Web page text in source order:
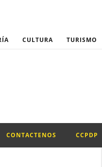
CULTURA TURISMO
CONTACTENOS CCPDP